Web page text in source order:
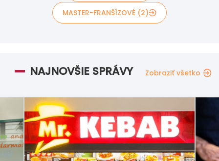
MASTER-FRANŠÍZOVÉ (2)
NAJNOVŠIE SPRÁVY Zobraziť všetko